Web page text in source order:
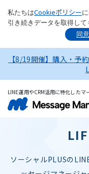
私たちはCookieポリシー
引き続きデータを取得して
同
【8/19開催】購入・予
LINE運用やCRM活用に特化したマ
ソーシャルPLUSの